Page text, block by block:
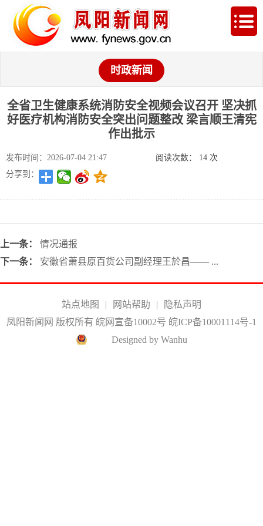
时政新闻
全省卫生健康系统消防安全视频会议召开 坚决抓
好医疗机构消防安全突出问题整改 梁言顺王清宪
作出批示
发布时间：2026-07-04 21:47 阅读次数： 14次
分享到：
上一条：
情况通报
下一条：
安徽省萧县原百货公司副经理王於昌—— ...
站点地图 | 网站帮助 |
隐私声明
凤阳新闻网 版权所有 皖网宣备10002号 皖ICP备10001114号-1
Designed by Wanhu